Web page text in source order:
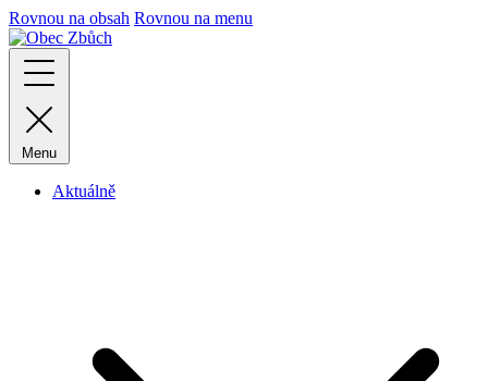
Rovnou na obsah Rovnou na menu
Menu
Aktuálně